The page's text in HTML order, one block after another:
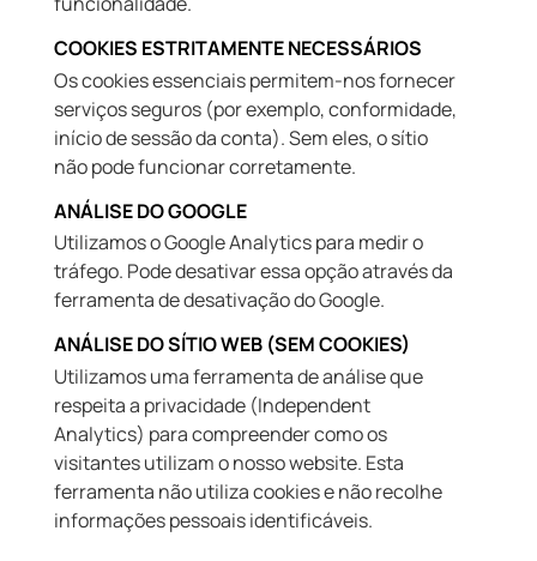
COOKIES ESTRITAMENTE NECESSÁRIOS
Os cookies essenciais permitem-nos fornecer
serviços seguros (por exemplo, conformidade,
início de sessão da conta). Sem eles, o sítio
não pode funcionar corretamente.
ANÁLISE DO GOOGLE
Utilizamos o Google Analytics para medir o
tráfego. Pode desativar essa opção através da
ferramenta de desativação do Google.
ANÁLISE DO SÍTIO WEB (SEM COOKIES)
Utilizamos uma ferramenta de análise que
respeita a privacidade (Independent
Analytics) para compreender como os
visitantes utilizam o nosso website. Esta
ferramenta não utiliza cookies e não recolhe
informações pessoais identificáveis.